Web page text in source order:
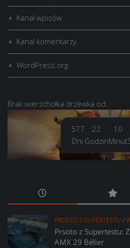
Kanał wpisów
Kanał komentarzy
WordPress.org
Brak wierzchołka drzewka od:
577
Dni
22
Godzin
10
Minut
PROSTO Z SUPERTESTU /
Prsoto z Supertestu:
AMX 29 Bélier